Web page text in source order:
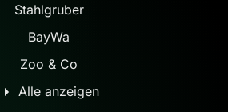
Stahlgruber
BayWa
Zoo & Co
Alle anzeigen